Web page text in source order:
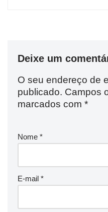
Deixe um
O seu endereço de
publicado. Campos
marcados com *
Nome *
E-mail *